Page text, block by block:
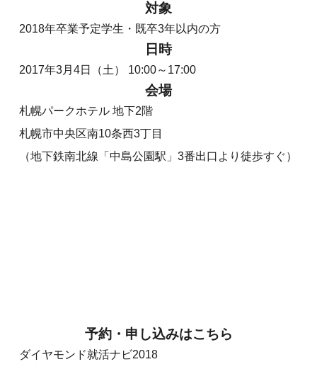
対象
2018年卒業予定学生・既卒3年以内の方
日時
2017年3月4日（土） 10:00～17:00
会場
札幌パークホテル 地下2階
札幌市中央区南10条西3丁目
（地下鉄南北線「中島公園駅」3番出口より徒歩すぐ）
予約・申し込みはこちら
ダイヤモンド就活ナビ2018